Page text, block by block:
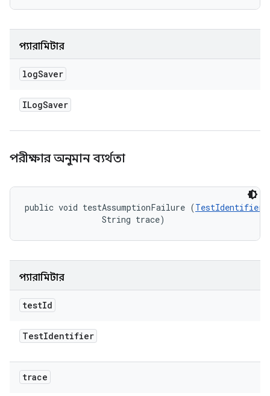
প্যারামিটার
logSaver
ILogSaver
পরীক্ষার অনুমান ব্যর্থতা
public void testAssumptionFailure (TestIdentifier
                String trace)
প্যারামিটার
testId
TestIdentifier
trace